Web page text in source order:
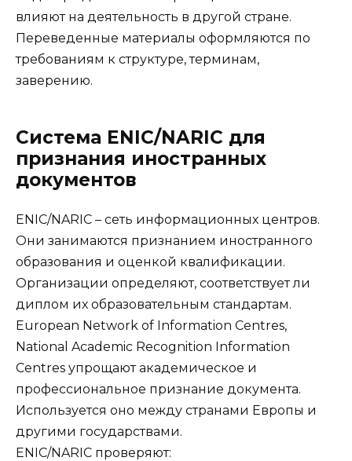
влияют на деятельность в другой стране.
Переведенные материалы оформляются по
требованиям к структуре, терминам,
заверению.
Система ENIC/NARIC для
признания иностранных
документов
ENIC/NARIC – сеть информационных центров.
Они занимаются признанием иностранного
образования и оценкой квалификации.
Организации определяют, соответствует ли
диплом их образовательным стандартам.
European Network of Information Centres,
National Academic Recognition Information
Centres упрощают академическое и
профессиональное признание документа.
Используется оно между странами Европы и
другими государствами.
ENIC/NARIC проверяют: